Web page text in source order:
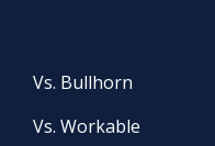
Vs. Bullhorn
Vs. Workable